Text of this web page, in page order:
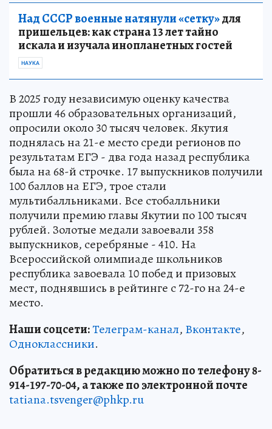
Над СССР военные натянули «сетку»для
пришельцев: как страна 13 лет тайно
искала и изучала инопланетных гостей
НАУКА
В 2025 году независимую оценку качества
прошли 46 образовательных организаций,
опросили около 30 тысяч человек. Якутия
поднялась на 21-е место среди регионов по
результатам ЕГЭ - два года назад республика
была на 68-й строчке. 17 выпускников получили
100 баллов на ЕГЭ, трое стали
мультибалльниками. Все стобалльники
получили премию главы Якутии по 100 тысяч
рублей. Золотые медали завоевали 358
выпускников, серебряные - 410. На
Всероссийской олимпиаде школьников
республика завоевала 10 побед и призовых
мест, поднявшись в рейтинге с 72-го на 24-е
место.
Наши соцсети:Телеграм-канал, Вконтакте,
Одноклассники.
Обратиться в редакцию можно по телефону 8-
914-197-70-04, а также по электронной почте
tatiana.tsvenger@phkp.ru